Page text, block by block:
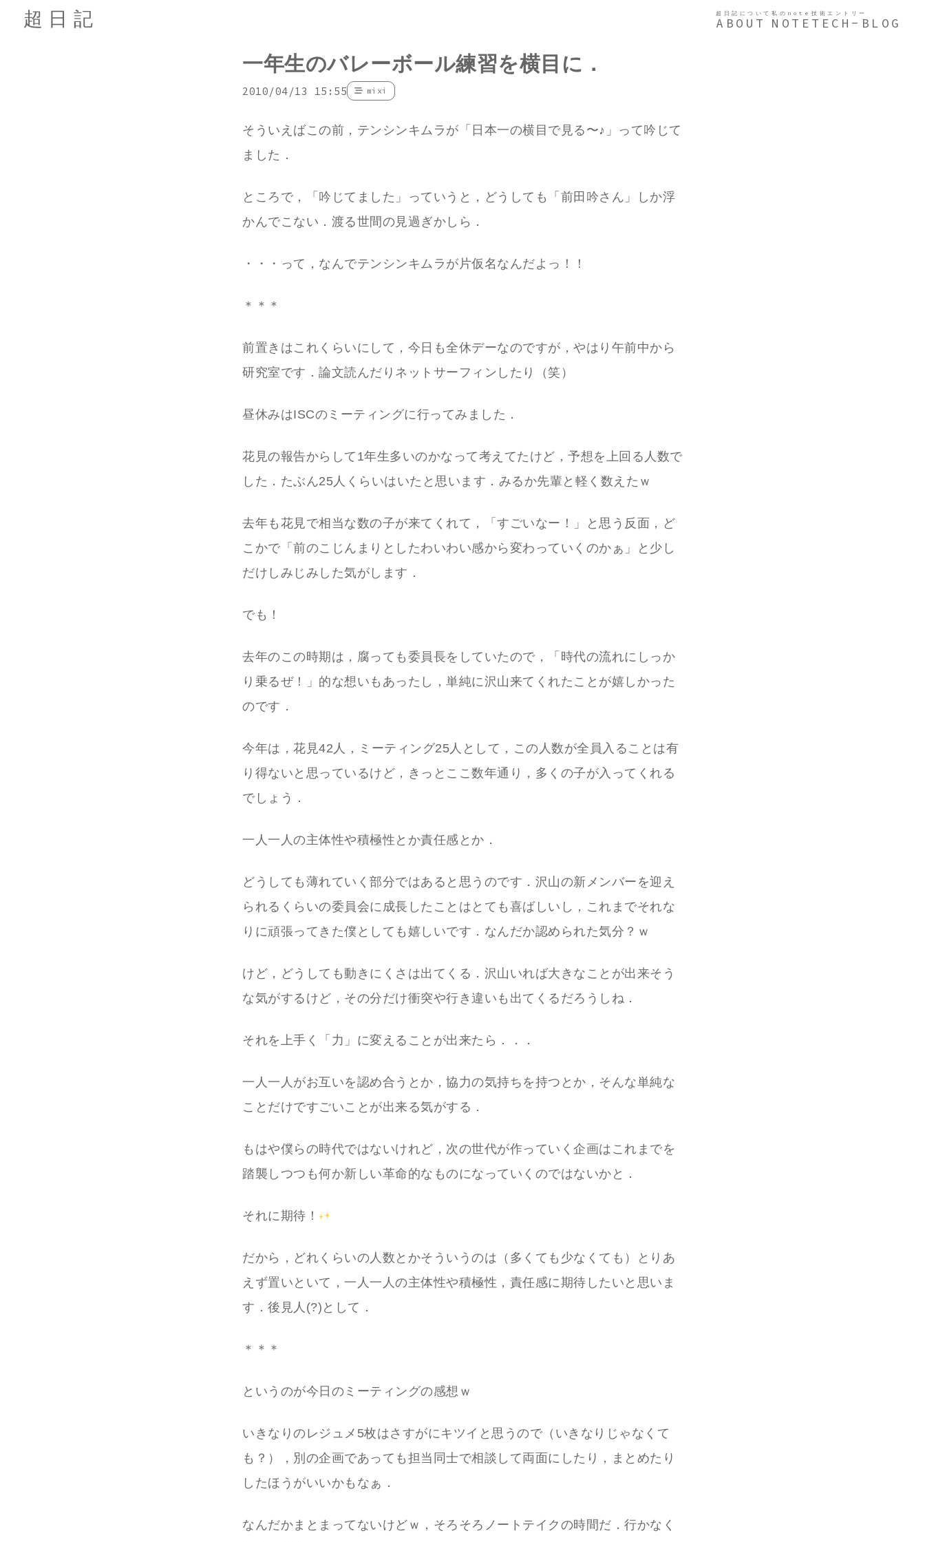
超日記 超日記について
ABOUT
私のnote
NOTE
技術エントリー
TECH-BLOG
一年生のバレーボール練習を横目に．
2010/04/13 15:55 mixi
そういえばこの前，テンシンキムラが「日本一の横目で見る〜♪」って吟じて
ました．
ところで，「吟じてました」っていうと，どうしても「前田吟さん」しか浮
かんでこない．渡る世間の見過ぎかしら．
・・・って，なんでテンシンキムラが片仮名なんだよっ！！
＊＊＊
前置きはこれくらいにして，今日も全休デーなのですが，やはり午前中から
研究室です．論文読んだりネットサーフィンしたり（笑）
昼休みはISCのミーティングに行ってみました．
花見の報告からして1年生多いのかなって考えてたけど，予想を上回る人数で
した．たぶん25人くらいはいたと思います．みるか先輩と軽く数えたｗ
去年も花見で相当な数の子が来てくれて，「すごいなー！」と思う反面，ど
こかで「前のこじんまりとしたわいわい感から変わっていくのかぁ」と少し
だけしみじみした気がします．
でも！
去年のこの時期は，腐っても委員長をしていたので，「時代の流れにしっか
り乗るぜ！」的な想いもあったし，単純に沢山来てくれたことが嬉しかった
のです．
今年は，花見42人，ミーティング25人として，この人数が全員入ることは有
り得ないと思っているけど，きっとここ数年通り，多くの子が入ってくれる
でしょう．
一人一人の主体性や積極性とか責任感とか．
どうしても薄れていく部分ではあると思うのです．沢山の新メンバーを迎え
られるくらいの委員会に成長したことはとても喜ばしいし，これまでそれな
りに頑張ってきた僕としても嬉しいです．なんだか認められた気分？ｗ
けど，どうしても動きにくさは出てくる．沢山いれば大きなことが出来そう
な気がするけど，その分だけ衝突や行き違いも出てくるだろうしね．
それを上手く「力」に変えることが出来たら．．．
一人一人がお互いを認め合うとか，協力の気持ちを持つとか，そんな単純な
ことだけですごいことが出来る気がする．
もはや僕らの時代ではないけれど，次の世代が作っていく企画はこれまでを
踏襲しつつも何か新しい革命的なものになっていくのではないかと．
それに期待！
だから，どれくらいの人数とかそういうのは（多くても少なくても）とりあ
えず置いといて，一人一人の主体性や積極性，責任感に期待したいと思いま
す．後見人(?)として．
＊＊＊
というのが今日のミーティングの感想ｗ
いきなりのレジュメ5枚はさすがにキツイと思うので（いきなりじゃなくて
も？），別の企画であっても担当同士で相談して両面にしたり，まとめたり
したほうがいいかもなぁ．
なんだかまとまってないけどｗ，そろそろノートテイクの時間だ．行かなく